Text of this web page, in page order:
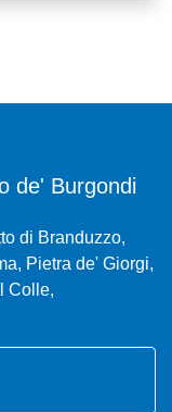
de' Burgondi
di Branduzzo,
Pietra de' Giorgi,
Colle,